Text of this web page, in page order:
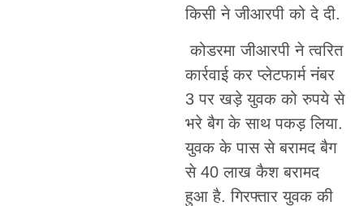
किसी ने जीआरपी को दे दी.
कोडरमा जीआरपी ने त्वरित
कार्रवाई कर प्लेटफार्म नंबर
3 पर खड़े युवक को रुपये से
भरे बैग के साथ पकड़ लिया.
युवक के पास से बरामद बैग
से 40 लाख कैश बरामद
हुआ है. गिरफ्तार युवक की